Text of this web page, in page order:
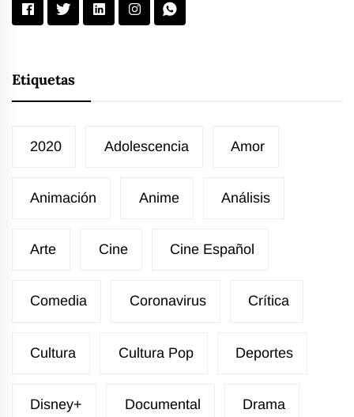
Etiquetas
2020 Adolescencia Amor
Animación Anime Análisis
Arte Cine Cine Español
Comedia Coronavirus Crítica
Cultura Cultura Pop Deportes
Disney+ Documental Drama